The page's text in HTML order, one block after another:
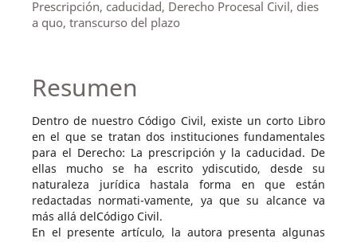
Prescripción, caducidad, Derecho Procesal Civil, dies
a quo, transcurso del plazo
Resumen
Dentro de nuestro Código Civil, existe un corto Libro
en el que se tratan dos instituciones fundamentales
para el Derecho: La prescripción y la caducidad. De
ellas mucho se ha escrito ydiscutido, desde su
naturaleza jurídica hastala forma en que están
redactadas normati-vamente, ya que su alcance va
más allá delCódigo Civil.
En el presente artículo, la autora presenta algunas